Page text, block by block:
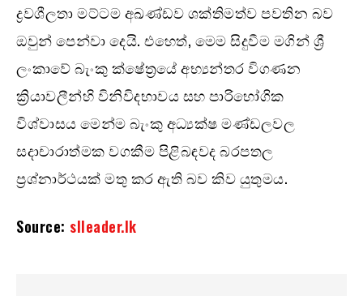
ද්‍රවශීලතා මට්ටම අඛණ්ඩව ශක්තිමත්ව පවතින බව
ඔවුන් පෙන්වා දෙයි. එහෙත්, මෙම සිදුවීම මගින් ශ්‍රී
ලංකාවේ බැංකු ක්ෂේත්‍රයේ අභ්‍යන්තර විගණන
ක්‍රියාවලීන්හි විනිවිදභාවය සහ පාරිභෝගික
විශ්වාසය මෙන්ම බැංකු අධ්‍යක්ෂ මණ්ඩලවල
සදාචාරාත්මක වගකීම පිළිබඳවද බරපතල
ප්‍රශ්නාර්ථයක් මතු කර ඇති බව කිව යුතුමය.
Source: slleader.lk